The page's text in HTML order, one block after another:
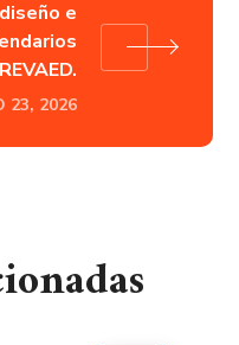
e
23, 2026